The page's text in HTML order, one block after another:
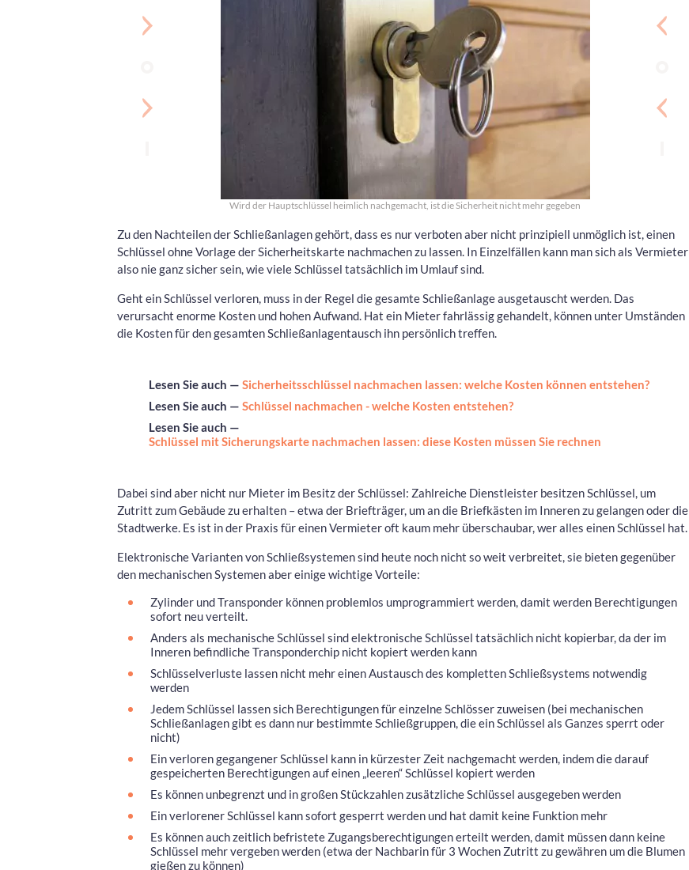
Wird der Hauptschlüssel heimlich nachgemacht, ist die Sicherheit nicht mehr gegeben
Zu den Nachteilen der Schließanlagen gehört, dass es nur verboten aber nicht prinzipiell unmöglich ist, einen
Schlüssel ohne Vorlage der Sicherheitskarte nachmachen zu lassen. In Einzelfällen kann man sich als Vermieter
also nie ganz sicher sein, wie viele Schlüssel tatsächlich im Umlauf sind.
Geht ein Schlüssel verloren, muss in der Regel die gesamte Schließanlage ausgetauscht werden. Das
verursacht enorme Kosten und hohen Aufwand. Hat ein Mieter fahrlässig gehandelt, können unter Umständen
die Kosten für den gesamten Schließanlagentausch ihn persönlich treffen.
Lesen Sie auch — Sicherheitsschlüssel nachmachen lassen: welche Kosten können entstehen?
Lesen Sie auch — Schlüssel nachmachen - welche Kosten entstehen?
Lesen Sie auch —
Schlüssel mit Sicherungskarte nachmachen lassen: diese Kosten müssen Sie rechnen
Dabei sind aber nicht nur Mieter im Besitz der Schlüssel: Zahlreiche Dienstleister besitzen Schlüssel, um
Zutritt zum Gebäude zu erhalten – etwa der Briefträger, um an die Briefkästen im Inneren zu gelangen oder die
Stadtwerke. Es ist in der Praxis für einen Vermieter oft kaum mehr überschaubar, wer alles einen Schlüssel hat.
Elektronische Varianten von Schließsystemen sind heute noch nicht so weit verbreitet, sie bieten gegenüber
den mechanischen Systemen aber einige wichtige Vorteile:
Zylinder und Transponder können problemlos umprogrammiert werden, damit werden Berechtigungen
sofort neu verteilt.
Anders als mechanische Schlüssel sind elektronische Schlüssel tatsächlich nicht kopierbar, da der im
Inneren befindliche Transponderchip nicht kopiert werden kann
Schlüsselverluste lassen nicht mehr einen Austausch des kompletten Schließsystems notwendig
werden
Jedem Schlüssel lassen sich Berechtigungen für einzelne Schlösser zuweisen (bei mechanischen
Schließanlagen gibt es dann nur bestimmte Schließgruppen, die ein Schlüssel als Ganzes sperrt oder
nicht)
Ein verloren gegangener Schlüssel kann in kürzester Zeit nachgemacht werden, indem die darauf
gespeicherten Berechtigungen auf einen „leeren“ Schlüssel kopiert werden
Es können unbegrenzt und in großen Stückzahlen zusätzliche Schlüssel ausgegeben werden
Ein verlorener Schlüssel kann sofort gesperrt werden und hat damit keine Funktion mehr
Es können auch zeitlich befristete Zugangsberechtigungen erteilt werden, damit müssen dann keine
Schlüssel mehr vergeben werden (etwa der Nachbarin für 3 Wochen Zutritt zu gewähren um die Blumen
gießen zu können)